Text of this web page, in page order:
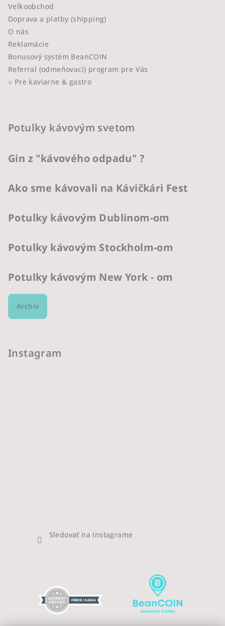
Veľkoobchod
Doprava a platby (shipping)
O nás
Reklamácie
Bonusový systém BeanCOIN
Referral (odmeňovací) program pre Vás
○ Pre kaviarne & gastro
Potulky kávovým svetom
Gin z "kávového odpadu" ?
Ako sme kávovali na Kávičkári Fest
Potulky kávovým Dublinom-om
Potulky kávovým Stockholm-om
Potulky kávovým New York - om
Archív
Instagram
Sledovať na Instagrame